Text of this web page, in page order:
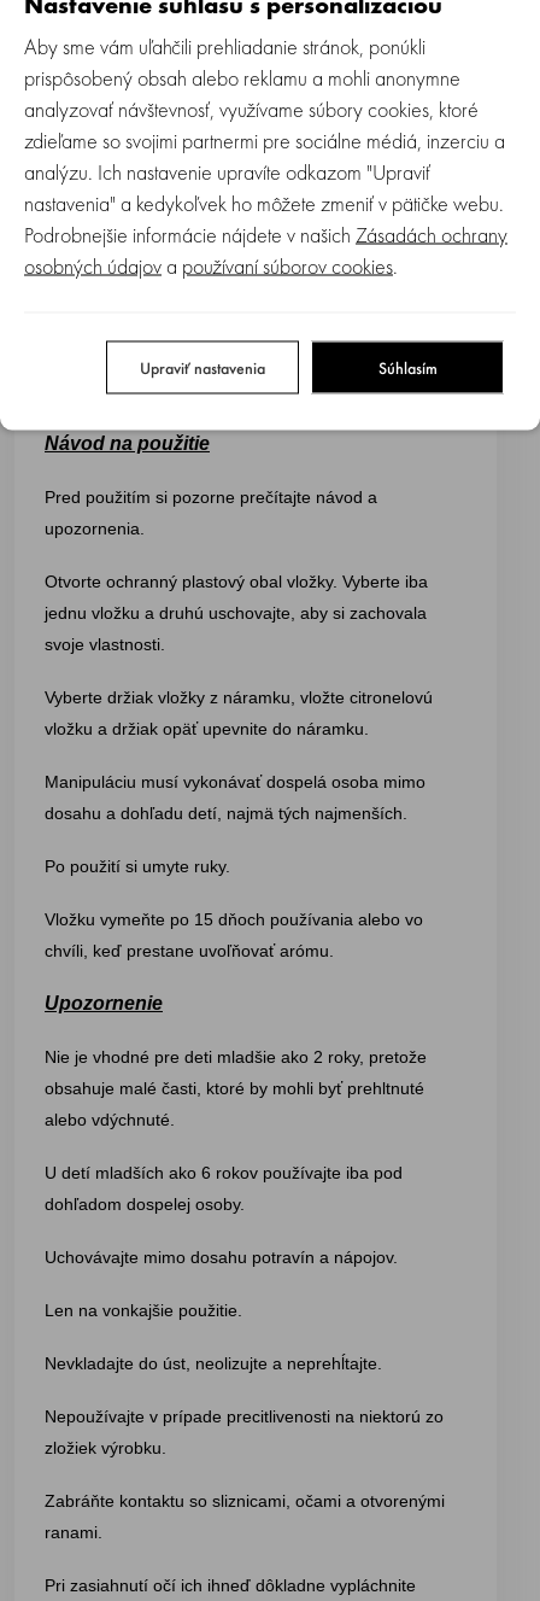
Vložka sa jednoducho zasunie do držiaka na náramku,
čím sa zabráni jej priamemu kontaktu s pokožkou
dieťaťa.
Neobsahuje biocídy ani insekticídy.
Vďaka pružnému vyhotoveniu možno náramok
pohodlne nosiť na zápästí aj členku.
• 1 aromatický náramok
• 2 náhradné citronelové vložky
Návod na použitie
Pred použitím si pozorne prečítajte návod a
upozornenia.
Otvorte ochranný plastový obal vložky. Vyberte iba
jednu vložku a druhú uschovajte, aby si zachovala
svoje vlastnosti.
Vyberte držiak vložky z náramku, vložte citronelovú
vložku a držiak opäť upevnite do náramku.
Manipuláciu musí vykonávať dospelá osoba mimo
dosahu a dohľadu detí, najmä tých najmenších.
Po použití si umyte ruky.
Vložku vymeňte po 15 dňoch používania alebo vo
chvíli, keď prestane uvoľňovať arómu.
Upozornenie
Nie je vhodné pre deti mladšie ako 2 roky, pretože
obsahuje malé časti, ktoré by mohli byť prehltnuté
alebo vdýchnuté.
U detí mladších ako 6 rokov používajte iba pod
dohľadom dospelej osoby.
Uchovávajte mimo dosahu potravín a nápojov.
Len na vonkajšie použitie.
Nevkladajte do úst, neolizujte a neprehĺtajte.
Nepoužívajte v prípade precitlivenosti na niektorú zo
zložiek výrobku.
Zabráňte kontaktu so sliznicami, očami a otvorenými
ranami.
Pri zasiahnutí očí ich ihneď dôkladne vypláchnite
Aby sme vám uľahčili prehliadanie stránok, ponúkli
prispôsobený obsah alebo reklamu a mohli anonymne
analyzovať návštevnosť, využívame súbory cookies, ktoré
zdieľame so svojimi partnermi pre sociálne médiá, inzerciu a
analýzu. Ich nastavenie upravíte odkazom "Upraviť
nastavenia" a kedykoľvek ho môžete zmeniť v pätičke webu.
Podrobnejšie informácie nájdete v našich Zásadách ochrany
osobných údajova používaní súborov cookies.
Upraviť nastavenia Súhlasím